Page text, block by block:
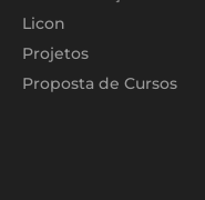
Licon
Projetos
Proposta de Cursos